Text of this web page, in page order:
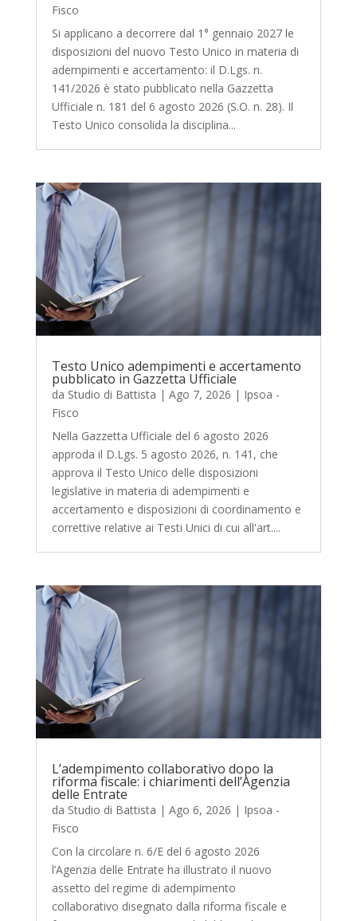
Fisco
Si applicano a decorrere dal 1° gennaio 2027 le
disposizioni del nuovo Testo Unico in materia di
adempimenti e accertamento: il D.Lgs. n.
141/2026 è stato pubblicato nella Gazzetta
Ufficiale n. 181 del 6 agosto 2026 (S.O. n. 28). Il
Testo Unico consolida la disciplina...
Testo Unico adempimenti e accertamento
pubblicato in Gazzetta Ufficiale
da Studio di Battista | Ago 7, 2026 | Ipsoa -
Fisco
Nella Gazzetta Ufficiale del 6 agosto 2026
approda il D.Lgs. 5 agosto 2026, n. 141, che
approva il Testo Unico delle disposizioni
legislative in materia di adempimenti e
accertamento e disposizioni di coordinamento e
correttive relative ai Testi Unici di cui all'art....
L’adempimento collaborativo dopo la
riforma fiscale: i chiarimenti dell’Agenzia
delle Entrate
da Studio di Battista | Ago 6, 2026 | Ipsoa -
Fisco
Con la circolare n. 6/E del 6 agosto 2026
l’Agenzia delle Entrate ha illustrato il nuovo
assetto del regime di adempimento
collaborativo disegnato dalla riforma fiscale e